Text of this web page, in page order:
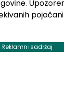
Reklamni sadržaj